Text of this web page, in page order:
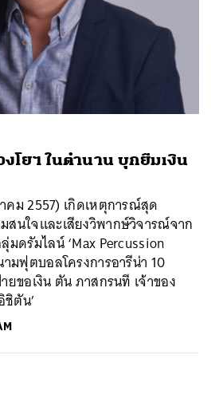
โยฯ ในตำนาน บุกยืมเงิน
คม 2557) เกิดเหตุการณ์สุด
นใจและเสียงวิพากษ์วิจารณ์จาก
ดรัมไลน์ ‘Max Percussion
มฟุตบอลโครงการอารีน่า 10
ขอเงิน ตัน ภาสกรนที เจ้าของ
ชิตัน’